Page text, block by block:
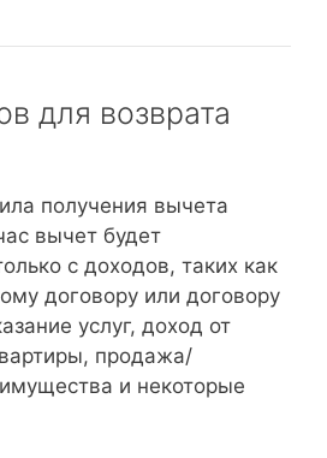
для возврата
получения вычета
вычет будет
с доходов, таких как
договору или договору
услуг, доход от
продажа/
и некоторые